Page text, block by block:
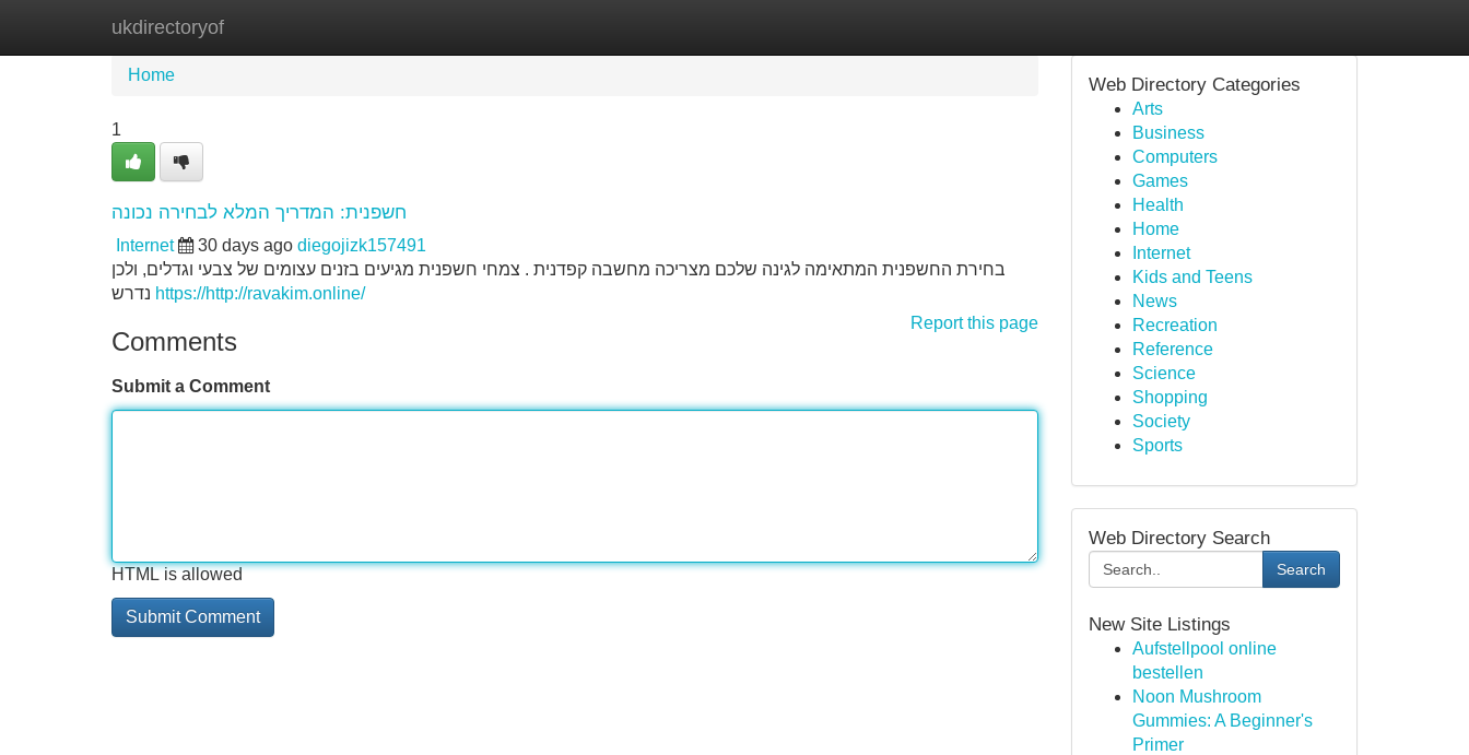
ukdirectoryof
Home
Home
1
חשפנית: המדריך המלא לבחירה נכונה
Internet 30 days ago diegojizk157491
בחירת החשפנית המתאימה לגינה שלכם מצריכה מחשבה קפדנית . צמחי חשפנית מגיעים בזנים עצומים של צבעי וגדלים, ולכן
https://http://ravakim.online/
Report this page
Comments
Submit a Comment
HTML is allowed
Web Directory Categories
Arts
Business
Computers
Games
Health
Home
Internet
Kids and Teens
News
Recreation
Reference
Science
Shopping
Society
Sports
Web Directory Search
Search
New Site Listings
Aufstellpool online
bestellen
Noon Mushroom
Gummies: A Beginner's
Primer